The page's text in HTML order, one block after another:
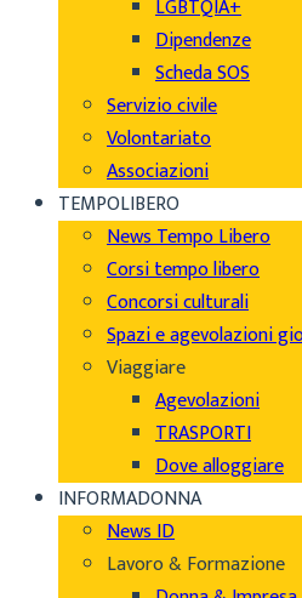
LGBTQIA+
Dipendenze
Scheda SOS
Servizio civile
Volontariato
Associazioni
TEMPOLIBERO
News Tempo Libero
Corsi tempo libero
Concorsi culturali
Spazi e agevolazioni
Viaggiare
Agevolazioni
TRASPORTI
Dove alloggiare
INFORMADONNA
News ID
Lavoro & Formazione